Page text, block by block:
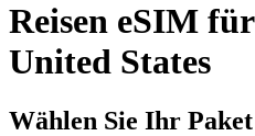
Reisen eSIM für
United States
Wählen Sie Ihr Paket